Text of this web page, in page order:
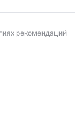
рекомендаций